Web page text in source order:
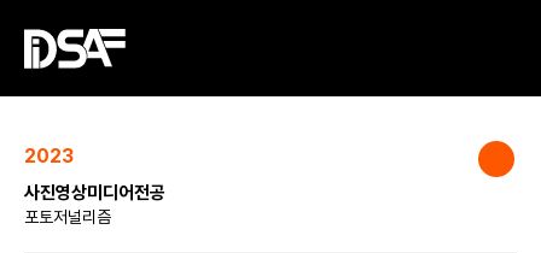
2023
사진영상미디어전공
포토저널리즘